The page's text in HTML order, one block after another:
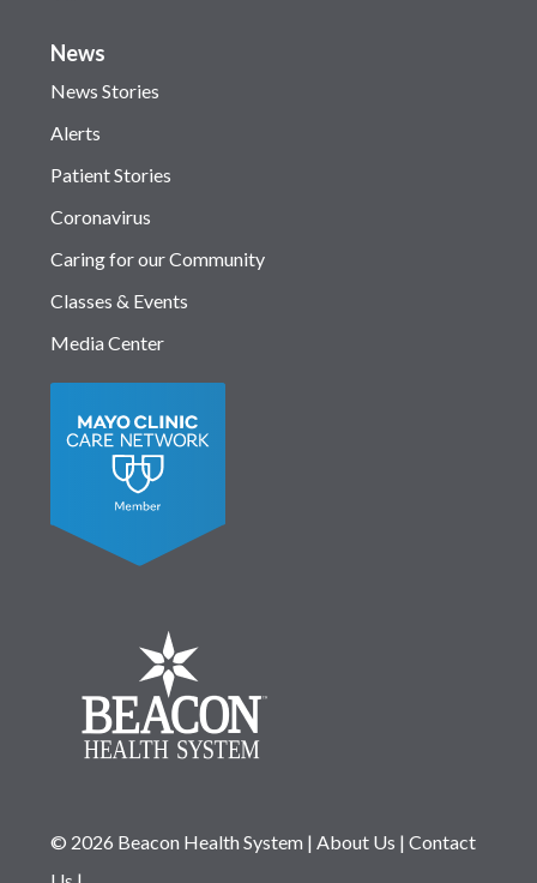
News
News Stories
Alerts
Patient Stories
Coronavirus
Caring for our Community
Classes & Events
Media Center
© 2026 Beacon Health System| About Us | Contact